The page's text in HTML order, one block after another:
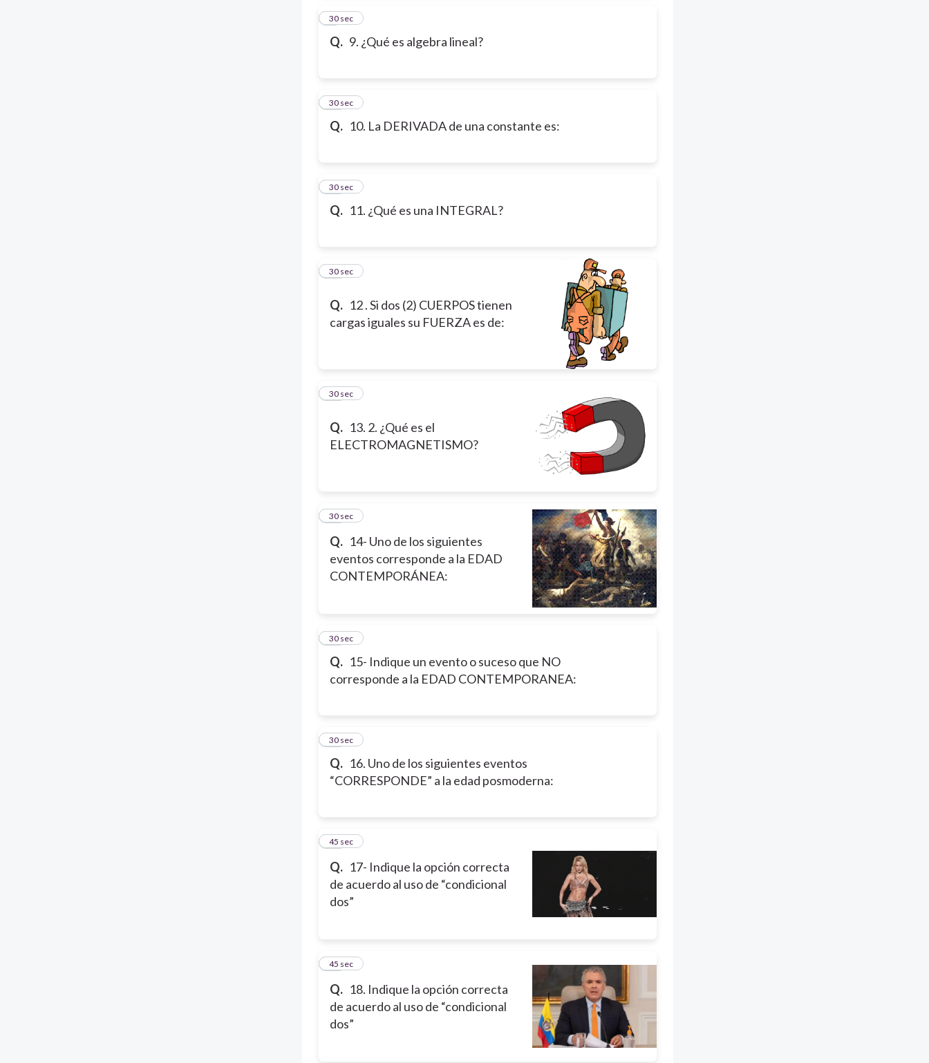
Q. 9. ¿Qué es algebra lineal?
9
30 sec
Q. 10. La DERIVADA de una constante es:
10
30 sec
Q. 11. ¿Qué es una INTEGRAL?
11
30 sec
Q. 12 . Si dos (2) CUERPOS tienen
cargas iguales su FUERZA es de:
12
30 sec
Q. 13. 2. ¿Qué es el
ELECTROMAGNETISMO?
13
30 sec
Q. 14- Uno de los siguientes
eventos corresponde a la EDAD
CONTEMPORÁNEA:
14
30 sec
Q. 15- Indique un evento o suceso que NO
corresponde a la EDAD CONTEMPORANEA:
15
30 sec
Q. 16. Uno de los siguientes eventos
“CORRESPONDE” a la edad posmoderna:
16
30 sec
Q. 17- Indique la opción correcta
de acuerdo al uso de “condicional
dos”
17
45 sec
Q. 18. Indique la opción correcta
de acuerdo al uso de “condicional
dos”
18
45 sec